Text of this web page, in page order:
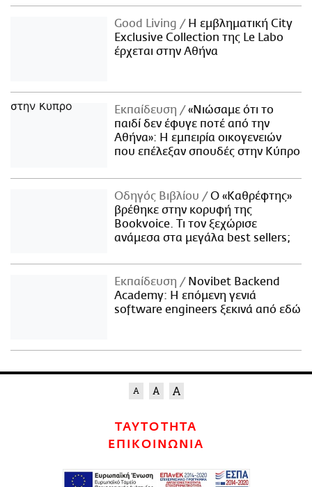
Good Living
Η εμβληματική City
Exclusive Collection της Le Labo
έρχεται στην Αθήνα
Εκπαίδευση
«Νιώσαμε ότι το
παιδί δεν έφυγε ποτέ από την
Αθήνα»: Η εμπειρία οικογενειών
που επέλεξαν σπουδές στην Κύπρο
Οδηγός Βιβλίου
Ο «Καθρέφτης»
βρέθηκε στην κορυφή της
Bookvoice. Τι τον ξεχώρισε
ανάμεσα στα μεγάλα best sellers;
Εκπαίδευση
Novibet Backend
Academy: Η επόμενη γενιά
software engineers ξεκινά από εδώ
ΤΑΥΤΟΤΗΤΑ
ΕΠΙΚΟΙΝΩΝΙΑ